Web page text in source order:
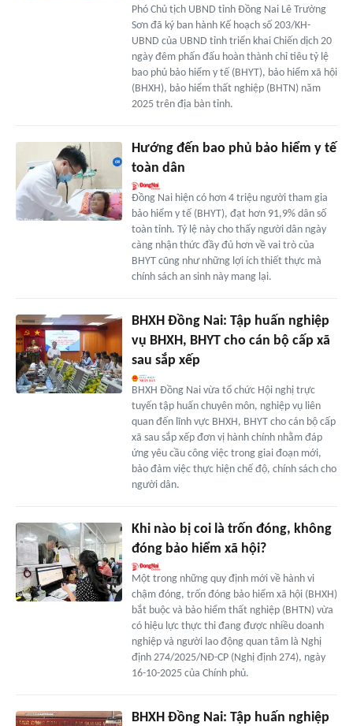
Phó Chủ tịch UBND tỉnh Đồng Nai Lê Trường
Sơn đã ký ban hành Kế hoạch số 203/KH-
UBND của UBND tỉnh triển khai Chiến dịch 20
ngày đêm phấn đấu hoàn thành chỉ tiêu tỷ lệ
bao phủ bảo hiểm y tế (BHYT), bảo hiểm xã hội
(BHXH), bảo hiểm thất nghiệp (BHTN) năm
2025 trên địa bàn tỉnh.
Hướng đến bao phủ bảo hiểm y tế
toàn dân
Đồng Nai hiện có hơn 4 triệu người tham gia
bảo hiểm y tế (BHYT), đạt hơn 91,9% dân số
toàn tỉnh. Tỷ lệ này cho thấy người dân ngày
càng nhận thức đầy đủ hơn về vai trò của
BHYT cũng như những lợi ích thiết thực mà
chính sách an sinh này mang lại.
BHXH Đồng Nai: Tập huấn nghiệp
vụ BHXH, BHYT cho cán bộ cấp xã
sau sắp xếp
BHXH Đồng Nai vừa tổ chức Hội nghị trực
tuyến tập huấn chuyên môn, nghiệp vụ liên
quan đến lĩnh vực BHXH, BHYT cho cán bộ cấp
xã sau sắp xếp đơn vị hành chính nhằm đáp
ứng yêu cầu công việc trong giai đoạn mới,
bảo đảm việc thực hiện chế độ, chính sách cho
người dân.
Khi nào bị coi là trốn đóng, không
đóng bảo hiểm xã hội?
Một trong những quy định mới về hành vi
chậm đóng, trốn đóng bảo hiểm xã hội (BHXH)
bắt buộc và bảo hiểm thất nghiệp (BHTN) vừa
có hiệu lực thực thi đang được nhiều doanh
nghiệp và người lao động quan tâm là Nghị
định 274/2025/NĐ-CP (Nghị định 274), ngày
16-10-2025 của Chính phủ.
BHXH Đồng Nai: Tập huấn nghiệp